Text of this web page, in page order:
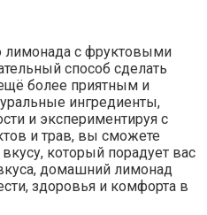
лимонада с фруктовыми
способ сделать
более приятным и
ингредиенты,
и экспериментируя с
и трав, вы сможете
который порадует вас
домашний лимонад
здоровья и комфорта в